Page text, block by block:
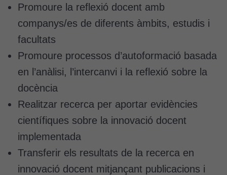
Promoure la reflexió docent amb
companys/es de diferents àmbits, estudis i
facultats
Promoure processos d’autoformació basada
en l’anàlisi, l’intercanvi i la reflexió sobre la
docència
Realitzar recerca per aportar evidències
científiques sobre la innovació docent
implementada
Transferir els resultats de la recerca en
innovació docent mitjançant publicacions i